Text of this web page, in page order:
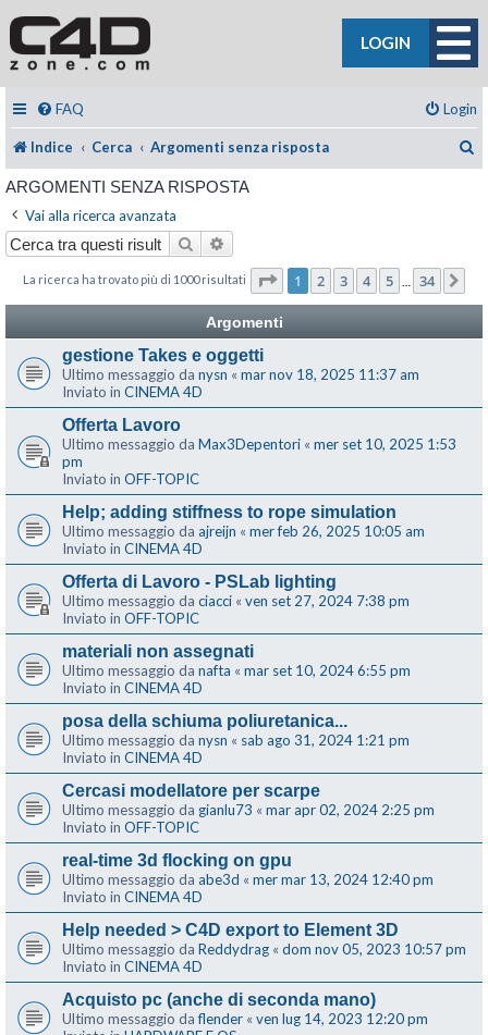
LOGIN
FAQ Login
Indice Cerca Argomenti senza risposta
ARGOMENTI SENZA RISPOSTA
Vai alla ricerca avanzata
Cerca
La ricerca ha trovato più di 1000 risultati Pagina di 34
1 2 3 4 5 34
Argomenti
gestione Takes e oggetti
Ultimo messaggio da nysn « mar nov 18, 2025 11:37 am
Inviato in CINEMA 4D
Offerta Lavoro
Ultimo messaggio da Max3Depentori « mer set 10, 2025 1:53
pm
Inviato in OFF-TOPIC
Help; adding stiffness to rope simulation
Ultimo messaggio da ajreijn « mer feb 26, 2025 10:05 am
Inviato in CINEMA 4D
Offerta di Lavoro - PSLab lighting
Ultimo messaggio da ciacci « ven set 27, 2024 7:38 pm
Inviato in OFF-TOPIC
materiali non assegnati
Ultimo messaggio da nafta « mar set 10, 2024 6:55 pm
Inviato in CINEMA 4D
posa della schiuma poliuretanica...
Ultimo messaggio da nysn « sab ago 31, 2024 1:21 pm
Inviato in CINEMA 4D
Cercasi modellatore per scarpe
Ultimo messaggio da gianlu73 « mar apr 02, 2024 2:25 pm
Inviato in OFF-TOPIC
real-time 3d flocking on gpu
Ultimo messaggio da abe3d « mer mar 13, 2024 12:40 pm
Inviato in CINEMA 4D
Help needed > C4D export to Element 3D
Ultimo messaggio da Reddydrag « dom nov 05, 2023 10:57 pm
Inviato in CINEMA 4D
Acquisto pc (anche di seconda mano)
Ultimo messaggio daflender « ven lug 14, 2023 12:20 pm